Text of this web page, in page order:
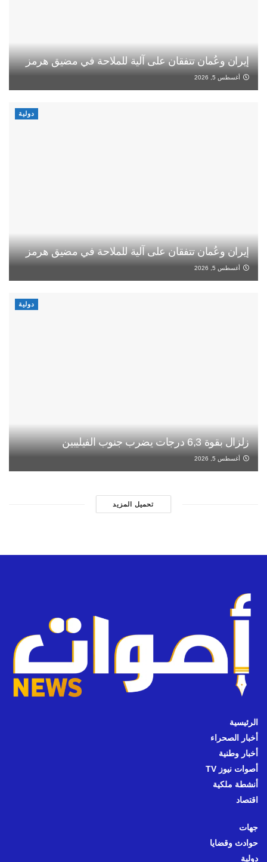
إيران وعُمان تتفقان على آلية للملاحة في مضيق هرمز
أغسطس 5, 2026
دولية
إيران وعُمان تتفقان على آلية للملاحة في مضيق هرمز
أغسطس 5, 2026
دولية
زلزال بقوة 6,3 درجات يضرب جنوب الفيليبين
أغسطس 5, 2026
تحميل المزيد
الرئيسية
أخبار الصحراء
أخبار وطنية
أصوات نيوز TV
أنشطة ملكية
اقتصاد
جهات
حوادث وقضايا
دولية